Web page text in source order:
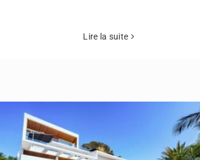
Lire la suite